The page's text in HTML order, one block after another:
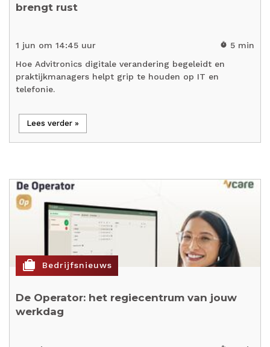
brengt rust
1 jun om 14:45 uur timer 5 min
Hoe Advitronics digitale verandering begeleidt en
praktijkmanagers helpt grip te houden op IT en
telefonie.
Lees verder »
cases Bedrijfsnieuws
De Operator: het regiecentrum van jouw
werkdag